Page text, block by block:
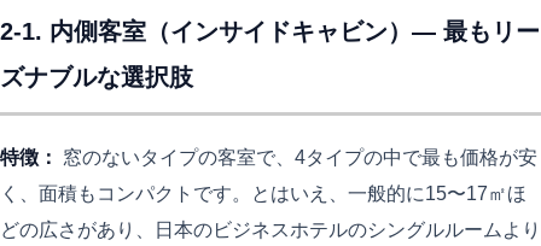
2-1. 内側客室（インサイドキャビン）— 最もリー
ズナブルな選択肢
特徴：
窓のないタイプの客室で、4タイプの中で最も価格が安
く、面積もコンパクトです。とはいえ、一般的に15〜17㎡ほ
どの広さがあり、日本のビジネスホテルのシングルルームより